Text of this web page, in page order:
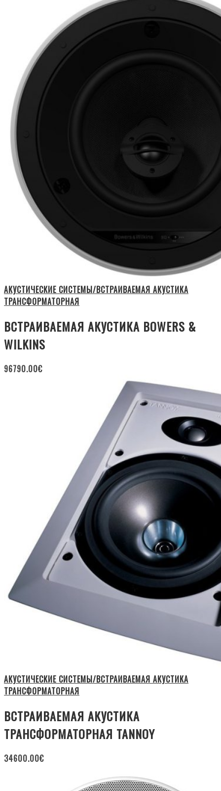
АКУСТИЧЕСКИЕ СИСТЕМЫ/ВСТРАИВАЕМАЯ АКУСТИКА
ТРАНСФОРМАТОРНАЯ
ВСТРАИВАЕМАЯ АКУСТИКА BOWERS &
WILKINS
96790.00€
АКУСТИЧЕСКИЕ СИСТЕМЫ/ВСТРАИВАЕМАЯ АКУСТИКА
ТРАНСФОРМАТОРНАЯ
ВСТРАИВАЕМАЯ АКУСТИКА
ТРАНСФОРМАТОРНАЯ TANNOY
34600.00€